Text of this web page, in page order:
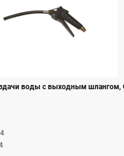
воды с выходным шлангом,